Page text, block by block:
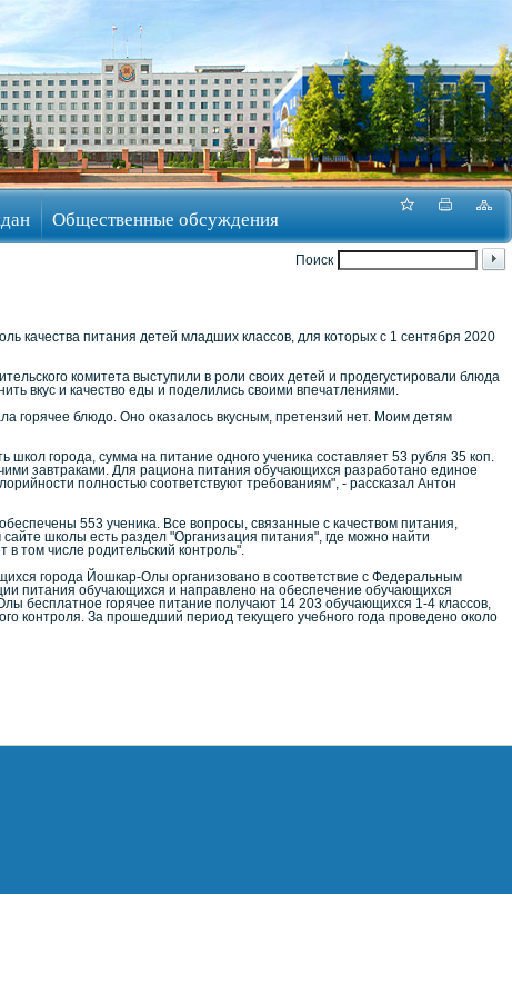
Общественные обсуждения
Поиск
качества питания детей младших классов, для которых с 1 сентября 2020
комитета выступили в роли своих детей и продегустировали блюда
вкус и качество еды и поделились своими впечатлениями.
горячее блюдо. Оно оказалось вкусным, претензий нет. Моим детям
города, сумма на питание одного ученика составляет 53 рубля 35 коп.
завтраками. Для рациона питания обучающихся разработано единое
полностью соответствуют требованиям", - рассказал Антон
553 ученика. Все вопросы, связанные с качеством питания,
школы есть раздел "Организация питания", где можно найти
том числе родительский контроль".
города Йошкар-Олы организовано в соответствие с Федеральным
питания обучающихся и направлено на обеспечение обучающихся
бесплатное горячее питание получают 14 203 обучающихся 1-4 классов,
контроля. За прошедший период текущего учебного года проведено около